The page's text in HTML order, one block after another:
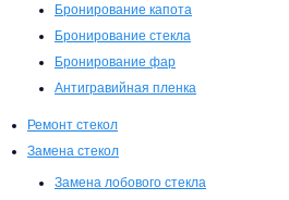
Бронирование капота
Бронирование стекла
Бронирование фар
Антигравийная пленка
Ремонт стекол
Замена стекол
Замена лобового стекла